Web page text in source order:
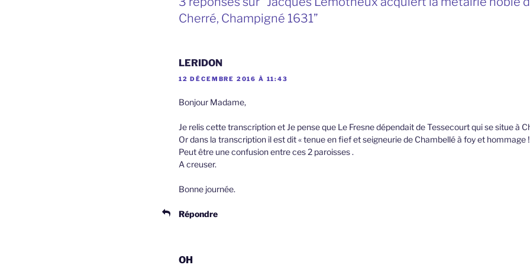
Cherré, Champigné 1631”
LERIDON
12 DÉCEMBRE 2016 À 11:43
Bonjour Madame,
Je relis cette transcription et Je pense que Le Fresne dépendait de Tessecourt qui se situe à
Or dans la transcription il est dit « tenue en fief et seigneurie de Chambellé à foy et hommage
Peut être une confusion entre ces 2 paroisses .
A creuser.
Bonne journée.
Répondre
OH